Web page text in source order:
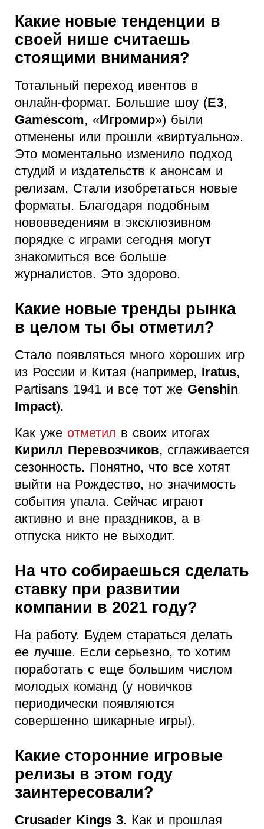
Какие новые тенденции в
своей нише считаешь
стоящими внимания?
Тотальный переход ивентов в
онлайн-формат. Большие шоу (E3,
Gamescom, «Игромир») были
отменены или прошли «виртуально».
Это моментально изменило подход
студий и издательств к анонсам и
релизам. Стали изобретаться новые
форматы. Благодаря подобным
нововведениям в эксклюзивном
порядке с играми сегодня могут
знакомиться все больше
журналистов. Это здорово.
Какие новые тренды рынка
в целом ты бы отметил?
Стало появляться много хороших игр
из России и Китая (например, Iratus,
Partisans 1941 и все тот же Genshin
Impact).
Как уже отметил в своих итогах
Кирилл Перевозчиков, сглаживается
сезонность. Понятно, что все хотят
выйти на Рождество, но значимость
события упала. Сейчас играют
активно и вне праздников, а в
отпуска никто не выходит.
На что собираешься сделать
ставку при развитии
компании в 2021 году?
На работу. Будем стараться делать
ее лучше. Если серьезно, то хотим
поработать с еще большим числом
молодых команд (у новичков
периодически появляются
совершенно шикарные игры).
Какие сторонние игровые
релизы в этом году
заинтересовали?
Crusader Kings 3. Как и прошлая